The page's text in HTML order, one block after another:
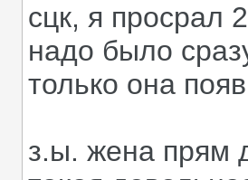
сцк, я просрал
надо было
только она
з.ы. жена прям